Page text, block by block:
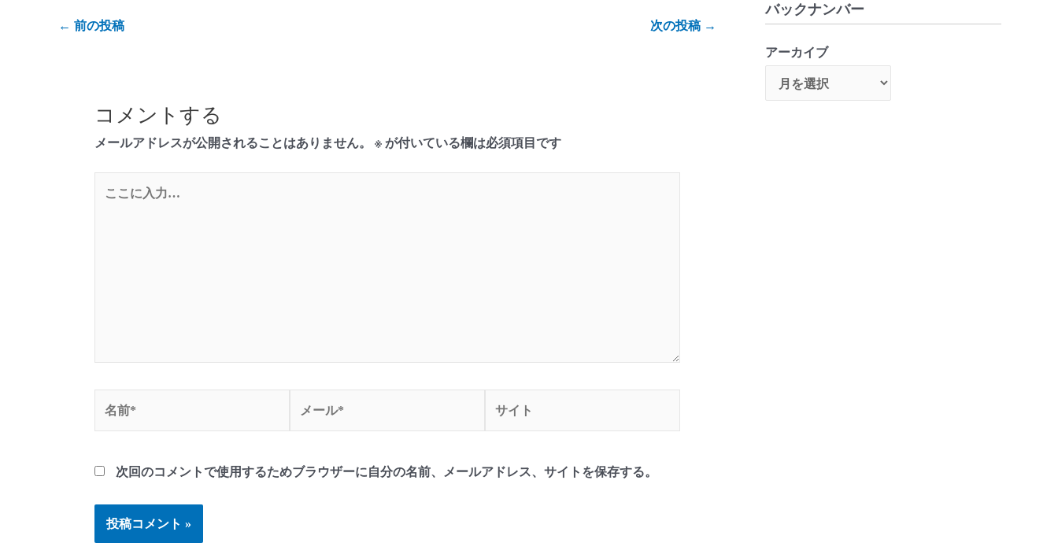
← 前の投稿 次の投稿 →
コメントする
メールアドレスが公開されることはありません。 ※ が付いている欄は必須項目です
次回のコメントで使用するためブラウザーに自分の名前、メールアドレス、サイトを保存する。
バックナンバー
アーカイブ